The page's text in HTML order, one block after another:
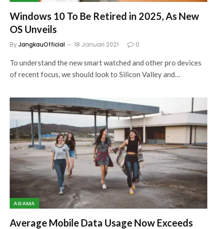
Windows 10 To Be Retired in 2025, As New
OS Unveils
ByJangkauOfficial 18 Januari 2021 0
To understand the new smart watched and other pro devices
of recent focus, we should look to Silicon Valley and…
AGAMA
Average Mobile Data Usage Now Exceeds